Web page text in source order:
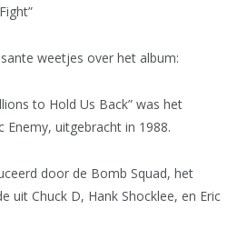
weetjes over het album:
to Hold Us Back” was het
Enemy, uitgebracht in 1988.
door de Bomb Squad, het
uit Chuck D, Hank Shocklee, en Eric